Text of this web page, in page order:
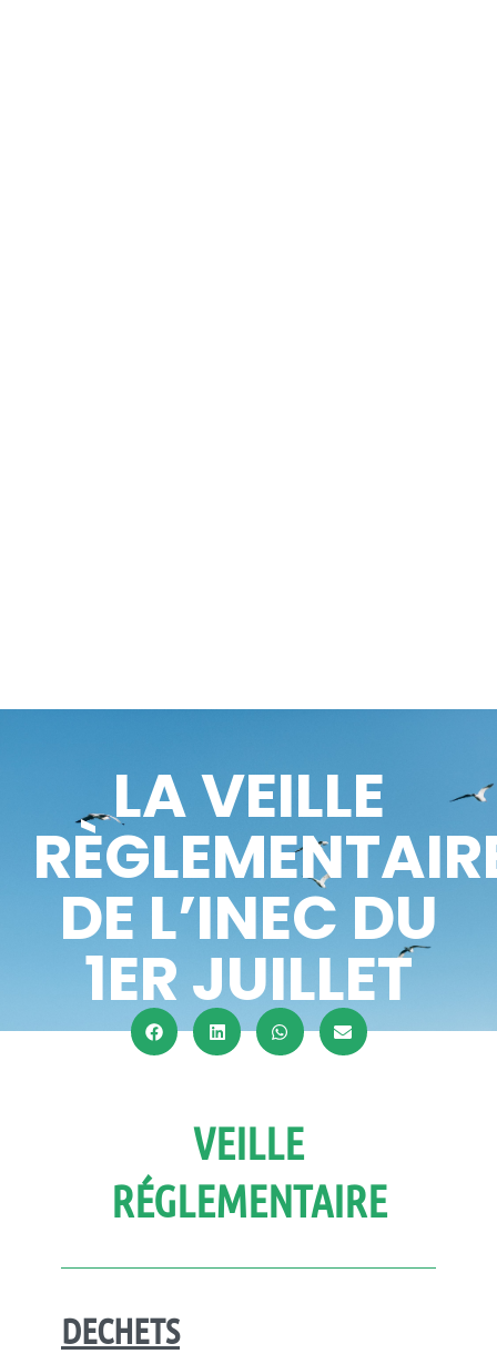
LA VEILLE
DE L’INEC DU
1ER JUILLET
VEILLE
RÉGLEMENTAIRE
DECHETS